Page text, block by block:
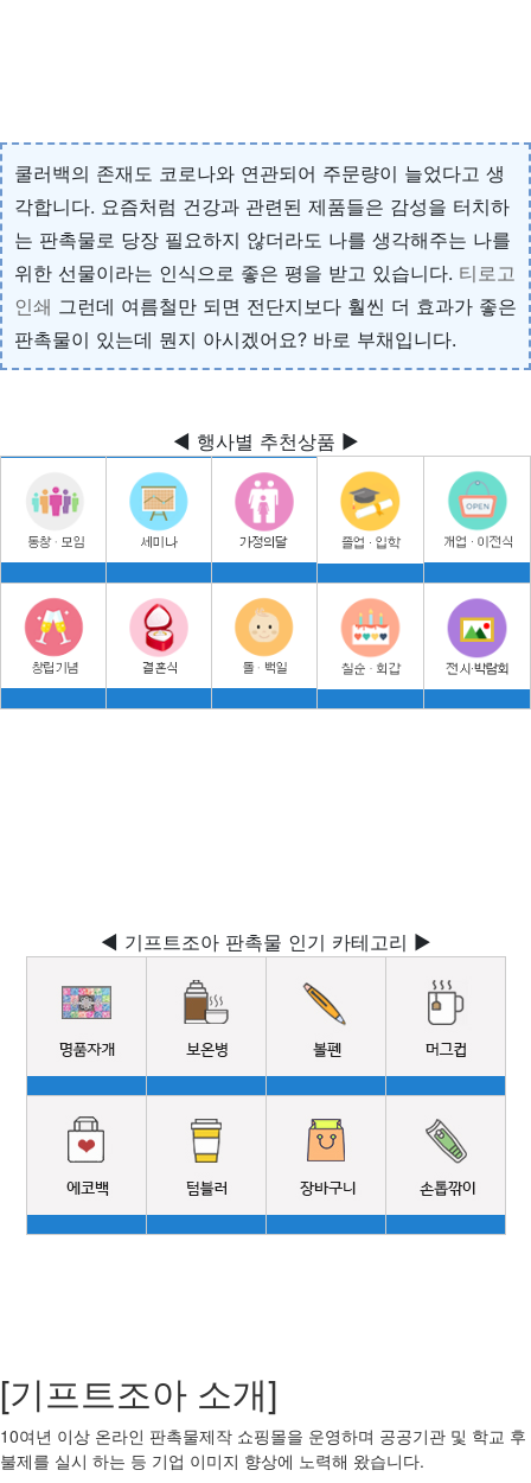
쿨러백의 존재도 코로나와 연관되어 주문량이 늘었다고 생
각합니다. 요즘처럼 건강과 관련된 제품들은 감성을 터치하
는 판촉물로 당장 필요하지 않더라도 나를 생각해주는 나를
위한 선물이라는 인식으로 좋은 평을 받고 있습니다. 티로고
인쇄 그런데 여름철만 되면 전단지보다 훨씬 더 효과가 좋은
판촉물이 있는데 뭔지 아시겠어요? 바로 부채입니다.
◀ 행사별 추천상품 ▶
◀ 기프트조아 판촉물 인기 카테고리 ▶
[기프트조아 소개]
10여년 이상 온라인 판촉물제작 쇼핑몰을 운영하며 공공기관 및 학교 후
불제를 실시 하는 등 기업 이미지 향상에 노력해 왔습니다.